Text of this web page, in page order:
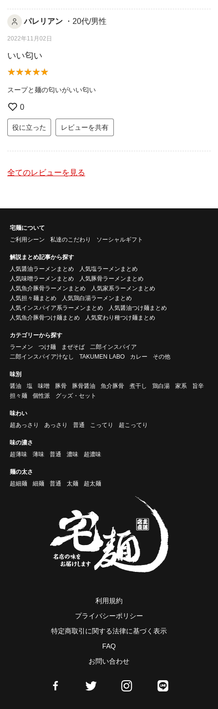
パレリアン ・20代/男性
2022年11月02日
いい匂い
スープと麺の匂いがいい匂い
0
役に立った レビューを共有
全てのレビューを見る
宅麺について
ご利用シーン
私達のこだわり ソーシャルギフト
解説まとめ記事から探す
人気醤油ラーメンまとめ
人気塩ラーメンまとめ
人気味噌ラーメンまとめ
人気豚骨ラーメンまとめ
人気魚介豚骨ラーメンまとめ
人気家系ラーメンまとめ
人気担々麺まとめ
人気鶏白湯ラーメンまとめ
人気インスパイア系ラーメンまとめ
人気醤油つけ麺まとめ
人気魚介豚骨つけ麺まとめ
人気変わり種つけ麺まとめ
カテゴリーから探す
ラーメン
つけ麺 まぜそば
二郎インスパイア
二郎インスパイア汁なし
TAKUMEN LABO カレー その他
味別
醤油
塩 味噌 豚骨 豚骨醤油 魚介豚骨 煮干し 鶏白湯 家系
旨辛
担々麺
個性派 グッズ・セット
味わい
超あっさり
あっさり 普通 こってり 超こってり
味の濃さ
超薄味
薄味 普通 濃味 超濃味
麺の太さ
超細麺
細麺 普通 太麺 超太麺
利用規約
プライバシーポリシー
特定商取引に関する法律に基づく表示
FAQ
お問い合わせ